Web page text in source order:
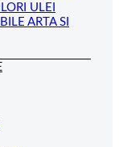
ULEI
ARTA SI